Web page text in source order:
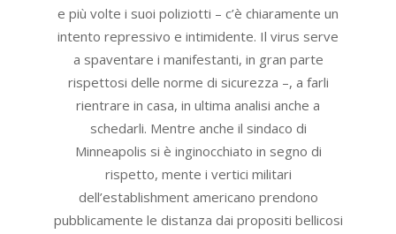
e più volte i suoi poliziotti – c’è chiaramente un
intento repressivo e intimidente. Il virus serve
a spaventare i manifestanti, in gran parte
rispettosi delle norme di sicurezza –, a farli
rientrare in casa, in ultima analisi anche a
schedarli. Mentre anche il sindaco di
Minneapolis si è inginocchiato in segno di
rispetto, mente i vertici militari
dell’establishment americano prendono
pubblicamente le distanza dai propositi bellicosi